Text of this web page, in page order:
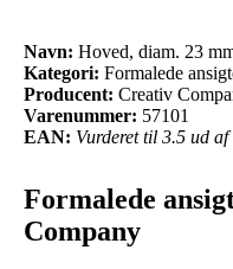
Navn: Hoved, diam. 23
Kategori: Formalede
Producent: Creativ
Varenummer: 57101
EAN: Vurderet til 3.5 ud
Formalede
Company